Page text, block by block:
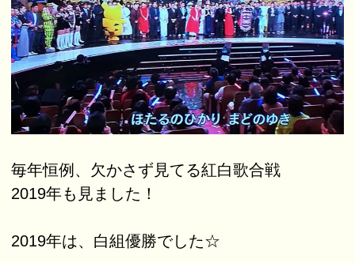
毎年恒例、欠かさず見てる紅白歌合戦
2019年も見ました！
2019年は、白組優勝でした☆